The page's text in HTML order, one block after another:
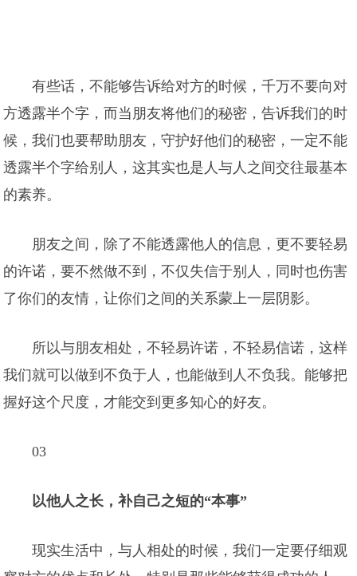
有些话，不能够告诉给对方的时候，千万不要向对
方透露半个字，而当朋友将他们的秘密，告诉我们的时
候，我们也要帮助朋友，守护好他们的秘密，一定不能
透露半个字给别人，这其实也是人与人之间交往最基本
的素养。
朋友之间，除了不能透露他人的信息，更不要轻易
的许诺，要不然做不到，不仅失信于别人，同时也伤害
了你们的友情，让你们之间的关系蒙上一层阴影。
所以与朋友相处，不轻易许诺，不轻易信诺，这样
我们就可以做到不负于人，也能做到人不负我。能够把
握好这个尺度，才能交到更多知心的好友。
03
以他人之长，补自己之短的“本事”
现实生活中，与人相处的时候，我们一定要仔细观